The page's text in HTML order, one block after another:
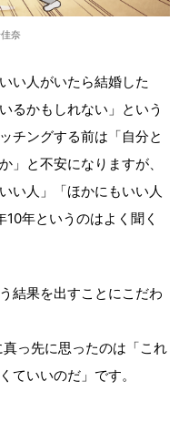
奈
い人がいたら結婚した
るかもしれない」という
チングする前は「自分と
」と不安になりますが、
い人」「ほかにもいい人
年というのはよく聞く
結果を出すことにこだわ
っ先に思ったのは「これ
ていいのだ」です。